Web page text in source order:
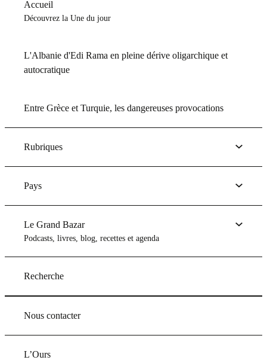
Accueil
Découvrez la Une du jour
L'Albanie d'Edi Rama en pleine dérive oligarchique et
autocratique
Entre Grèce et Turquie, les dangereuses provocations
Rubriques
Pays
Le Grand Bazar
Podcasts, livres, blog, recettes et agenda
Recherche
Nous contacter
L’Ours